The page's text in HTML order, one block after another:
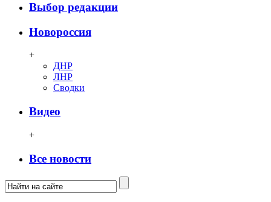
Выбор редакции
Новороссия
+
ДНР
ЛНР
Сводки
Видео
+
Все новости